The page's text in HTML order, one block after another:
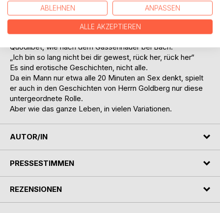
folgen der einleitenden „Aria“ 30 Variationen.
Manche Lebensphasen sind als Kanon gestaltet, wobei das
Intervall der kanonischen Stimmen stetig wächst, mancher
Kanon ist eine Variation in Unisono, und mancher ist ein
Quodlibet, wie nach dem Gassenhauer bei Bach:
„Ich bin so lang nicht bei dir gewest, rück her, rück her“
Es sind erotische Geschichten, nicht alle.
Da ein Mann nur etwa alle 20 Minuten an Sex denkt, spielt
er auch in den Geschichten von Herrn Goldberg nur diese
untergeordnete Rolle.
Aber wie das ganze Leben, in vielen Variationen.
AUTOR/IN
PRESSESTIMMEN
REZENSIONEN
ABLEHNEN ANPASSEN
ALLE AKZEPTIEREN